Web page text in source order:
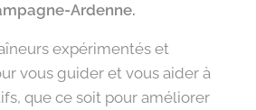
Ardenne.
expérimentés et
vous guider et vous aider à
que ce soit pour améliorer